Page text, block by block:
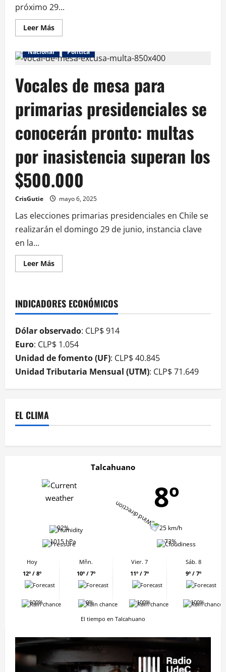
próximo 29...
Leer Más
Nacional Política
Vocales de mesa para
primarias presidenciales se
conocerán pronto: multas
por inasistencia superan los
$500.000
CrisGutie mayo 6, 2025
Las elecciones primarias presidenciales en Chile se
realizarán el domingo 29 de junio, instancia clave
en la...
Leer Más
INDICADORES ECONÓMICOS
Dólar observado: CLP$ 914
Euro: CLP$ 1.054
Unidad de fomento (UF): CLP$ 40.845
Unidad Tributaria Mensual (UTM): CLP$ 71.649
EL CLIMA
Talcahuano
8º
92%
25 km/h
1015 hPa
73%
Hoy
12º / 8º
100%
Mñn.
10º / 7º
0%
Vier. 7
11º / 7º
100%
Sáb. 8
9º / 7º
100%
El tiempo en Talcahuano